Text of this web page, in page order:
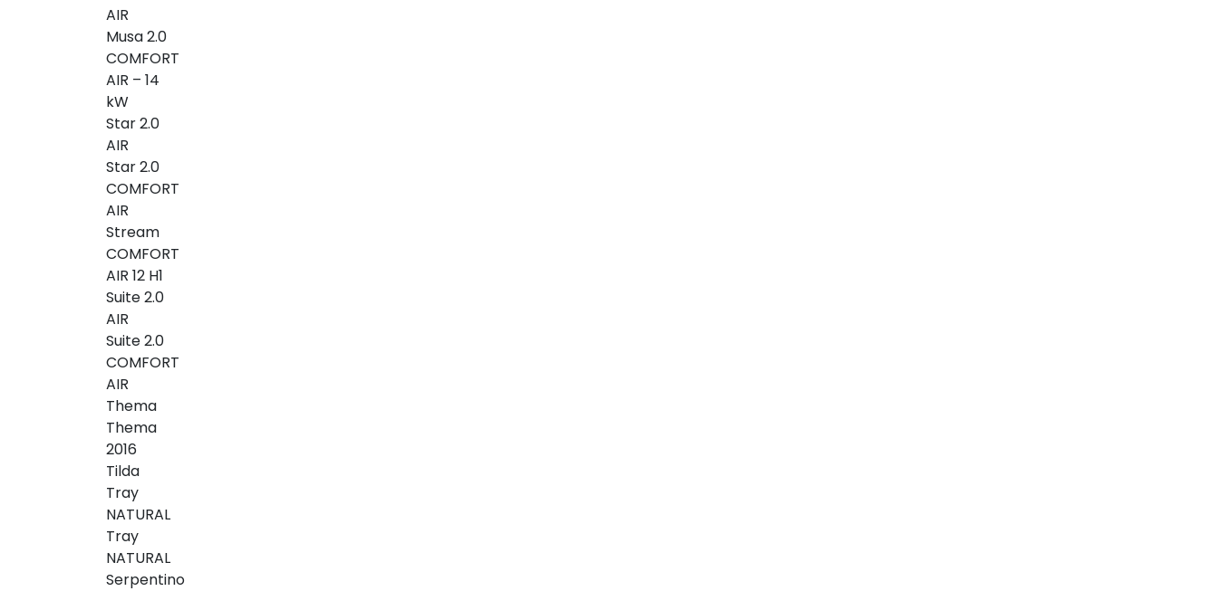
AIR
Musa 2.0
COMFORT
AIR – 14
kW
Star 2.0
AIR
Star 2.0
COMFORT
AIR
Stream
COMFORT
AIR 12 H1
Suite 2.0
AIR
Suite 2.0
COMFORT
AIR
Thema
Thema
2016
Tilda
Tray
NATURAL
Tray
NATURAL
Serpentino